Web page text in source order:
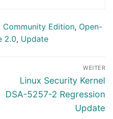
Community Edition, Open-
2.0, Update
WEITER
Nächster
Beitrag:
Linux Security Kernel
DSA-5257-2 Regression
Update